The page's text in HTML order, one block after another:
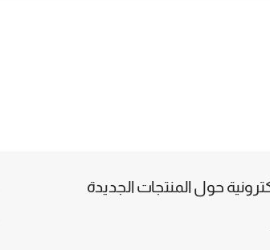
حول المنتجات الجديدة